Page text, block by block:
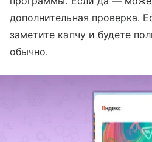
дополнительная проверка.
заметите капчу и будете
обычно.